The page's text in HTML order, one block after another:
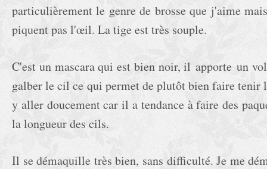
particulièrement le genre de brosse que j'aime
piquent pas l'œil. La tige est très souple.
C'est un mascara qui est bien noir, il apporte un
galber le cil ce qui permet de plutôt bien faire
y aller doucement car il a tendance à faire des
la longueur des cils.
Il se démaquille très bien, sans difficulté. Je me